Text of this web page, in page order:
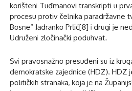
korišteni Tuđmanovi transkripti u
procesu protiv čelnika paradržavne
Bosne“ Jadranko Prlić[8] i drugi je
Udruženi zločinački poduhvat.
Svi pravosnažno presuđeni su iz
demokratske zajednice (HDZ). HDZ
političkih stranaka, koja je na